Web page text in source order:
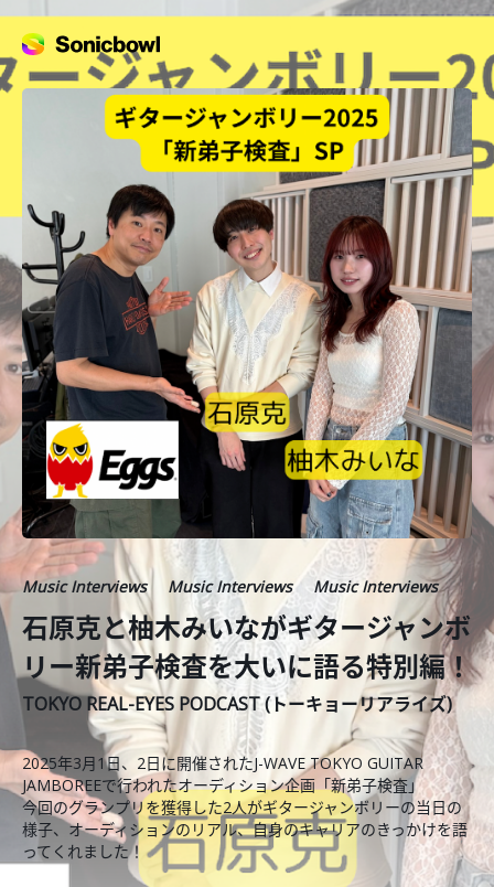
Music Interviews Music Interviews Music Interviews
石原克と柚木みいながギタージャンボ
リー新弟子検査を大いに語る特別編！
TOKYO REAL-EYES PODCAST (トーキョーリアライズ)
2025年3月1日、2日に開催されたJ-WAVE TOKYO GUITAR
JAMBOREEで行われたオーディション企画「新弟子検査」
今回のグランプリを獲得した2人がギタージャンボリーの当日の
様子、オーディションのリアル、自身のキャリアのきっかけを語
ってくれました！